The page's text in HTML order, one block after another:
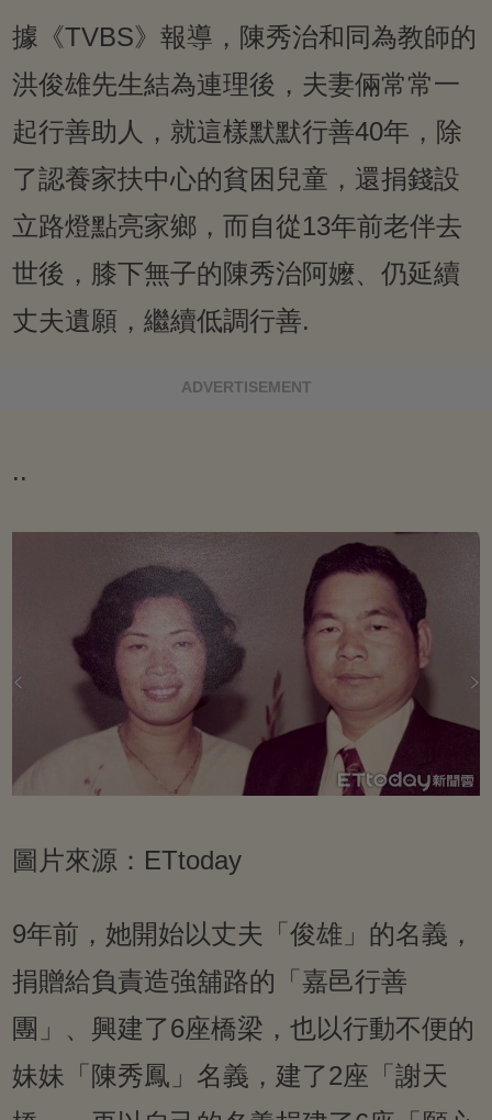
據《TVBS》報導，陳秀治和同為教師的
洪俊雄先生結為連理後，夫妻倆常常一
起行善助人，就這樣默默行善40年，除
了認養家扶中心的貧困兒童，還捐錢設
立路燈點亮家鄉，而自從13年前老伴去
世後，膝下無子的陳秀治阿嬤、仍延續
丈夫遺願，繼續低調行善.
ADVERTISEMENT
..
圖片來源：ETtoday
9年前，她開始以丈夫「俊雄」的名義，
捐贈給負責造強舖路的「嘉邑行善
團」、興建了6座橋梁，也以行動不便的
妹妹「陳秀鳳」名義，建了2座「謝天